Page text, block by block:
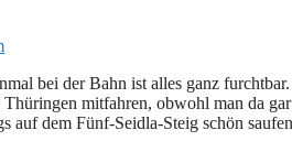
bei der Bahn ist alles ganz
mitfahren, obwohl man da
auf dem Fünf-Seidla-Steig schön